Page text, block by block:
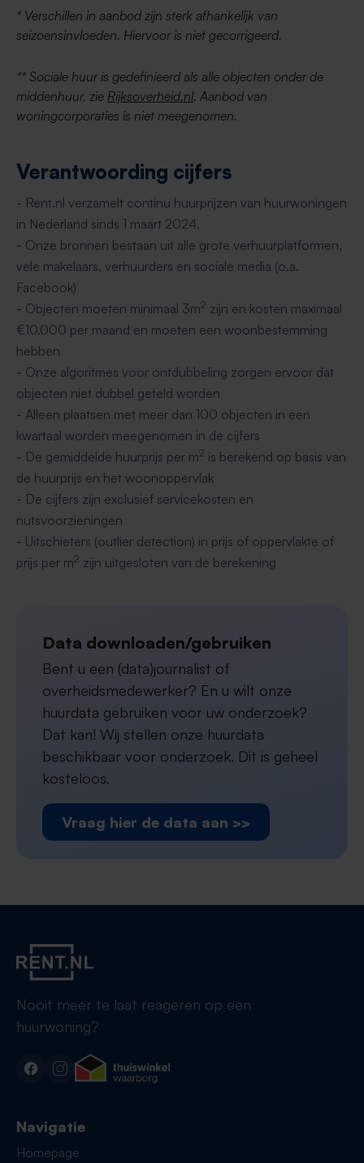
* Verschillen in aanbod zijn sterk afhankelijk van
seizoensinvloeden. Hiervoor is niet gecorrigeerd.
** Sociale huur is gedefinieerd als alle objecten onder de
middenhuur, zie Rijksoverheid.nl. Aanbod van
woningcorporaties is niet meegenomen.
Verantwoording cijfers
- Rent.nl verzamelt continu huurprijzen van huurwoningen
in Nederland sinds 1 maart 2024.
- Onze bronnen bestaan uit alle grote verhuurplatformen,
vele makelaars, verhuurders en sociale media (o.a.
Facebook)
- Objecten moeten minimaal 3m2 zijn en kosten maximaal
€10.000 per maand en moeten een woonbestemming
hebben
- Onze algoritmes voor ontdubbeling zorgen ervoor dat
objecten niet dubbel geteld worden
- Alleen plaatsen met meer dan 100 objecten in een
kwartaal worden meegenomen in de cijfers
- De gemiddelde huurprijs per m2 is berekend op basis van
de huurprijs en het woonoppervlak
- De cijfers zijn exclusief servicekosten en
nutsvoorzieningen
- Uitschieters (outlier detection) in prijs of oppervlakte of
prijs per m2 zijn uitgesloten van de berekening
Data downloaden/gebruiken
Bent u een (data)journalist of
overheidsmedewerker? En u wilt onze
huurdata gebruiken voor uw onderzoek?
Dat kan! Wij stellen onze huurdata
beschikbaar voor onderzoek. Dit is geheel
kosteloos.
Vraag hier de data aan >>
Nooit meer te laat reageren op een
huurwoning?
Navigatie
Homepage